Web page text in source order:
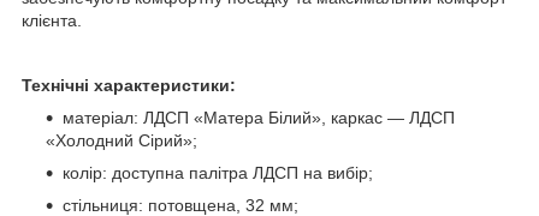
клієнта.
Технічні характеристики:
матеріал: ЛДСП «Матера Білий», каркас — ЛДСП
«Холодний Сірий»;
колір: доступна палітра ЛДСП на вибір;
стільниця: потовщена, 32 мм;